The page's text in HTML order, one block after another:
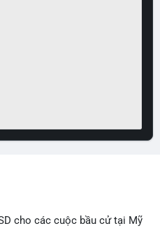
cho các cuộc bầu cử tại Mỹ